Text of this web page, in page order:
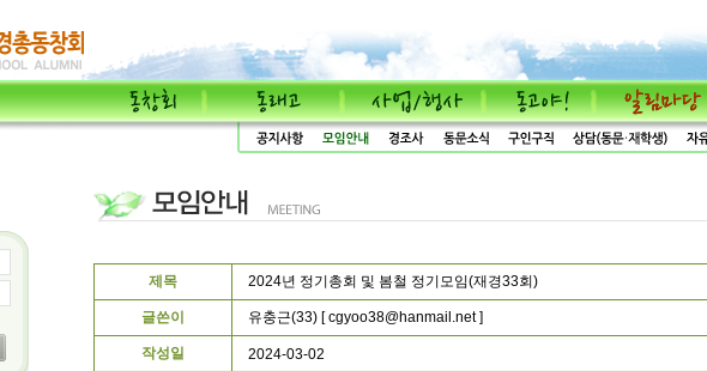
제목 2024년 정기총회 및 봄철 정기모임(재경33회)
글쓴이 유충근(33) [cgyoo38@hanmail.net]
작성일 2024-03-02